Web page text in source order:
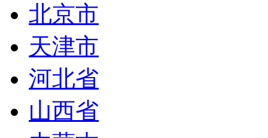
北京市
天津市
河北省
山西省